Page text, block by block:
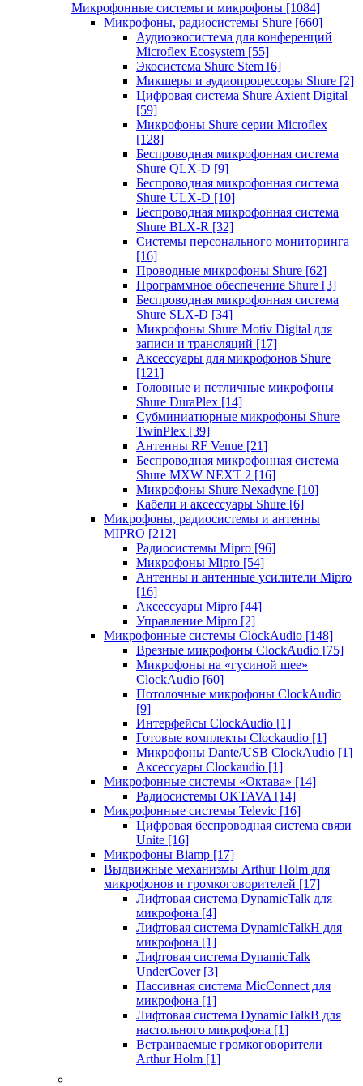
Микрофонные системы и микрофоны [1084]
Микрофоны, радиосистемы Shure [660]
Аудиоэкосистема для конференций
Microflex Ecosystem [55]
Экосистема Shure Stem [6]
Микшеры и аудиопроцессоры Shure [2]
Цифровая система Shure Axient Digital
[59]
Микрофоны Shure серии Microflex
[128]
Беспроводная микрофонная система
Shure QLX-D [9]
Беспроводная микрофонная система
Shure ULX-D [10]
Беспроводная микрофонная система
Shure BLX-R [32]
Системы персонального мониторинга
[16]
Проводные микрофоны Shure [62]
Программное обеспечение Shure [3]
Беспроводная микрофонная система
Shure SLX-D [34]
Микрофоны Shure Motiv Digital для
записи и трансляций [17]
Аксессуары для микрофонов Shure
[121]
Головные и петличные микрофоны
Shure DuraPlex [14]
Субминиатюрные микрофоны Shure
TwinPlex [39]
Антенны RF Venue [21]
Беспроводная микрофонная система
Shure MXW NEXT 2 [16]
Микрофоны Shure Nexadyne [10]
Кабели и аксессуары Shure [6]
Микрофоны, радиосистемы и антенны
MIPRO [212]
Радиосистемы Mipro [96]
Микрофоны Mipro [54]
Антенны и антенные усилители Mipro
[16]
Аксессуары Mipro [44]
Управление Mipro [2]
Микрофонные системы ClockAudio [148]
Врезные микрофоны ClockAudio [75]
Микрофоны на «гусиной шее»
ClockAudio [60]
Потолочные микрофоны ClockAudio
[9]
Интерфейсы ClockAudio [1]
Готовые комплекты Clockaudio [1]
Микрофоны Dante/USB ClockAudio [1]
Аксессуары Clockaudio [1]
Микрофонные системы «Октава» [14]
Радиосистемы OKTAVA [14]
Микрофонные системы Televic [16]
Цифровая беспроводная система связи
Unite [16]
Микрофоны Biamp [17]
Выдвижные механизмы Arthur Holm для
микрофонов и громкоговорителей [17]
Лифтовая система DynamicTalk для
микрофона [4]
Лифтовая система DynamicTalkH для
микрофона [1]
Лифтовая система DynamicTalk
UnderCover [3]
Пассивная система MicConnect для
микрофона [1]
Лифтовая система DynamicTalkB для
настольного микрофона [1]
Встраиваемые громкоговорители
Arthur Holm [1]